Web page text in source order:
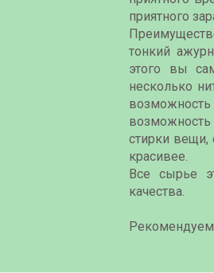
приятного
тонкий
этого вы
несколько
возможность
стирки вещи,
красивее.
Все сырье
качества.